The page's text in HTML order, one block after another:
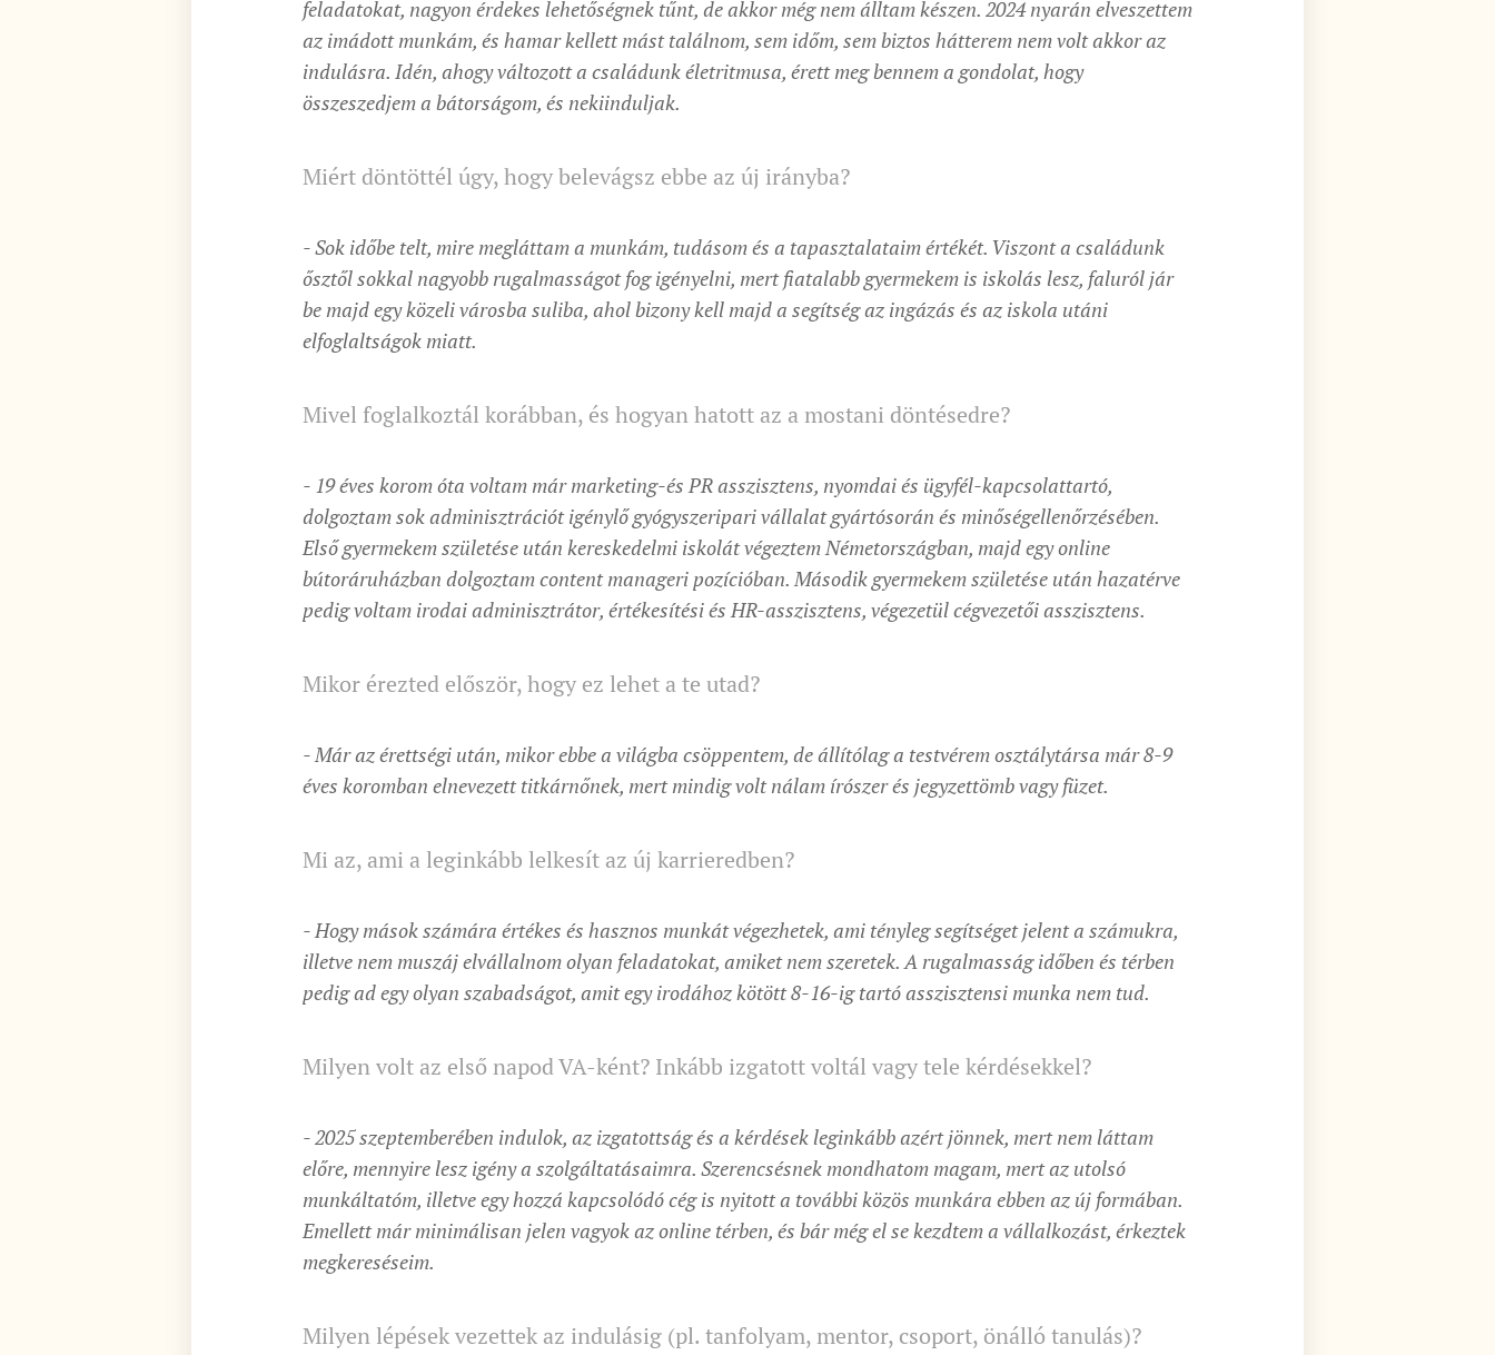
feladatokat, nagyon érdekes lehetőségnek tűnt, de akkor még nem álltam készen. 2024 nyarán elveszettem
az imádott munkám, és hamar kellett mást találnom, sem időm, sem biztos hátterem nem volt akkor az
indulásra. Idén, ahogy változott a családunk életritmusa, érett meg bennem a gondolat, hogy
összeszedjem a bátorságom, és nekiinduljak.
Miért döntöttél úgy, hogy belevágsz ebbe az új irányba?
- Sok időbe telt, mire megláttam a munkám, tudásom és a tapasztalataim értékét. Viszont a családunk
ősztől sokkal nagyobb rugalmasságot fog igényelni, mert fiatalabb gyermekem is iskolás lesz, faluról jár
be majd egy közeli városba suliba, ahol bizony kell majd a segítség az ingázás és az iskola utáni
elfoglaltságok miatt.
Mivel foglalkoztál korábban, és hogyan hatott az a mostani döntésedre?
- 19 éves korom óta voltam már marketing-és PR asszisztens, nyomdai és ügyfél-kapcsolattartó,
dolgoztam sok adminisztrációt igénylő gyógyszeripari vállalat gyártósorán és minőségellenőrzésében.
Első gyermekem születése után kereskedelmi iskolát végeztem Németországban, majd egy online
bútoráruházban dolgoztam content manageri pozícióban. Második gyermekem születése után hazatérve
pedig voltam irodai adminisztrátor, értékesítési és HR-asszisztens, végezetül cégvezetői asszisztens.
Mikor érezted először, hogy ez lehet a te utad?
- Már az érettségi után, mikor ebbe a világba csöppentem, de állítólag a testvérem osztálytársa már 8-9
éves koromban elnevezett titkárnőnek, mert mindig volt nálam írószer és jegyzettömb vagy füzet.
Mi az, ami a leginkább lelkesít az új karrieredben?
- Hogy mások számára értékes és hasznos munkát végezhetek, ami tényleg segítséget jelent a számukra,
illetve nem muszáj elvállalnom olyan feladatokat, amiket nem szeretek. A rugalmasság időben és térben
pedig ad egy olyan szabadságot, amit egy irodához kötött 8-16-ig tartó asszisztensi munka nem tud.
Milyen volt az első napod VA-ként? Inkább izgatott voltál vagy tele kérdésekkel?
- 2025 szeptemberében indulok, az izgatottság és a kérdések leginkább azért jönnek, mert nem láttam
előre, mennyire lesz igény a szolgáltatásaimra. Szerencsésnek mondhatom magam, mert az utolsó
munkáltatóm, illetve egy hozzá kapcsolódó cég is nyitott a további közös munkára ebben az új formában.
Emellett már minimálisan jelen vagyok az online térben, és bár még el se kezdtem a vállalkozást, érkeztek
megkereséseim.
Milyen lépések vezettek az indulásig (pl. tanfolyam, mentor, csoport, önálló tanulás)?